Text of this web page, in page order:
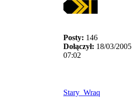
Posty: 146
Dołączył: 18/03/2005
07:02
Stary_Wraq